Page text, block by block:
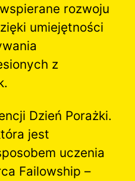
rozwoju
umiejętności
z
Dzień Porażki.
jest
uczenia
Failowship –